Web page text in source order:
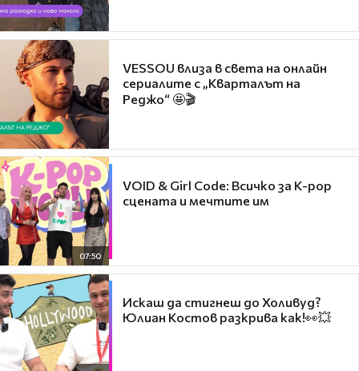
VESSOU влиза в света на онлайн
сериалите с „Кварталът на
Реджо“ 🤩🎬
07:50
VOID & Girl Code: Всичко за K-pop
сцената и мечтите им
Искаш да стигнеш до Холивуд?
Юлиан Костов разкрива как!👀💥